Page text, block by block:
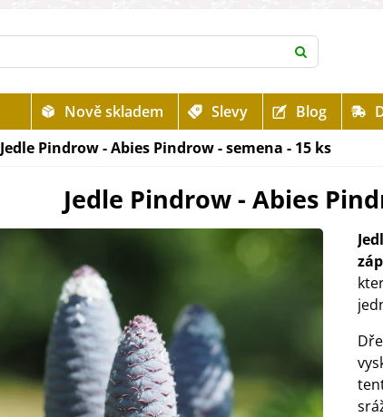
Nově skladem Slevy Blog
Jedle Pindrow - Abies Pindrow - semena - 15 ks
Jedle Pindrow - Abies